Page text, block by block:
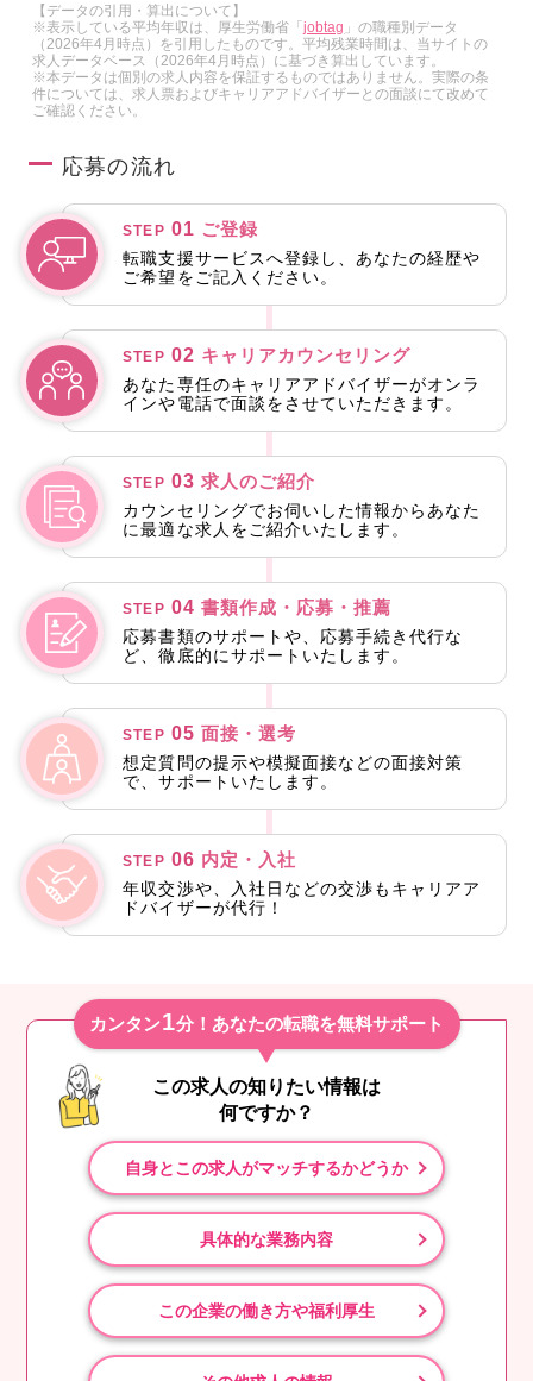
【データの引用・算出について】
※表示している平均年収は、厚生労働省「jobtag 」の職種別データ
（2026年4月時点）を引用したものです。平均残業時間は、当サイトの
求人データベース（2026年4月時点）に基づき算出しています。
※本データは個別の求人内容を保証するものではありません。実際の条
件については、求人票およびキャリアアドバイザーとの面談にて改めて
ご確認ください。
応募の流れ
STEP 01 ご登録
転職支援サービスへ登録し、あなたの経歴や
ご希望をご記入ください。
STEP 02 キャリアカウンセリング
あなた専任のキャリアアドバイザーがオンラ
インや電話で面談をさせていただきます。
STEP 03 求人のご紹介
カウンセリングでお伺いした情報からあなた
に最適な求人をご紹介いたします。
STEP 04 書類作成・応募・推薦
応募書類のサポートや、応募手続き代行な
ど、徹底的にサポートいたします。
STEP 05 面接・選考
想定質問の提示や模擬面接などの面接対策
で、サポートいたします。
STEP 06 内定・入社
年収交渉や、入社日などの交渉もキャリアア
ドバイザーが代行！
カンタン1分！あなたの転職を無料サポート
この求人の知りたい情報は
何ですか？
自身とこの求人がマッチするかどうか
具体的な業務内容
この企業の働き方や福利厚生